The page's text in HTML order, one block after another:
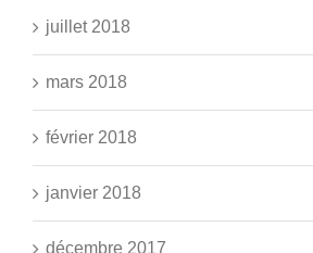
juillet 2018
mars 2018
février 2018
janvier 2018
décembre 2017